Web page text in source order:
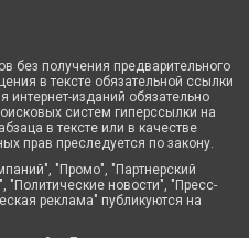
без получения предварительного
в тексте обязательной ссылки
интернет-изданий обязательно
систем гиперссылки на
в тексте или в качестве
прав преследуется по закону.
"Промо", "Партнерский
"Политические новости", "Пресс-
реклама" публикуются на